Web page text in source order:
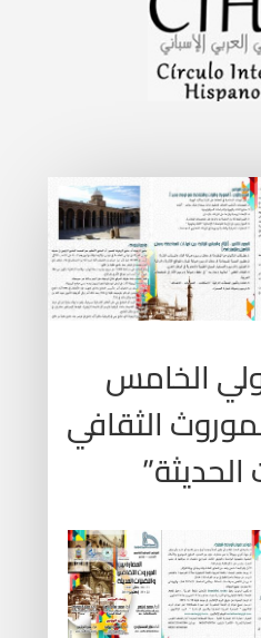
الخامس
الثقافي
الحديثة”